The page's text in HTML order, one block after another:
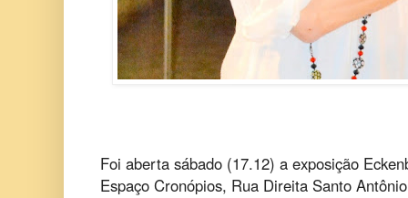
Foi aberta sábado (17.12) a exposição
Espaço Cronópios, Rua Direita Santo